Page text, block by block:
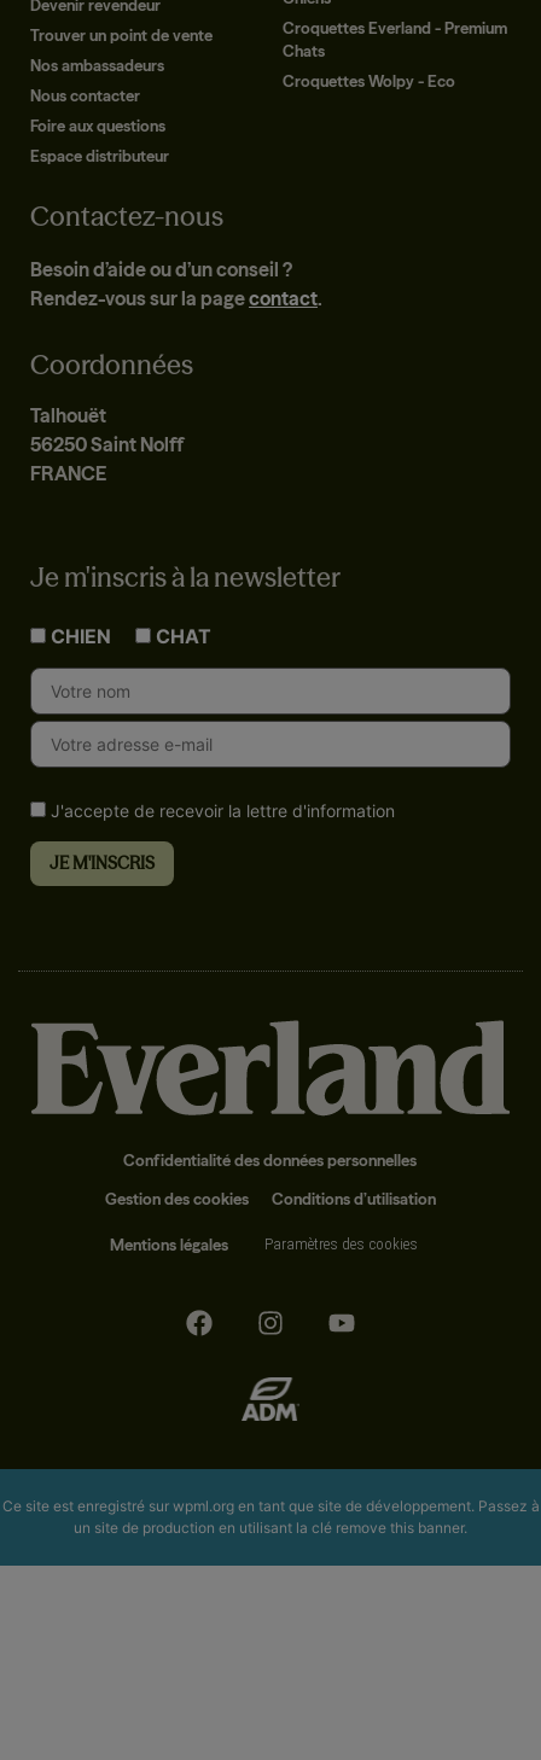
Devenir revendeur
Trouver un point de vente
Nos ambassadeurs
Nous contacter
Foire aux questions
Espace distributeur
Croquettes Everland - Premium
Chats
Croquettes Wolpy - Eco
Contactez-nous
Besoin d’aide ou d’un conseil ?
Rendez-vous sur la pagecontact.
Coordonnées
Talhouët
56250 Saint Nolff
FRANCE
Je m'inscris à la newsletter
CHIEN CHAT
J'accepte de recevoir la lettre d'information
Confidentialité des données personnelles
Gestion des cookies
Conditions d’utilisation
Mentions légales Paramètres des cookies
Ce site est enregistré sur wpml.orgen tant que site de développement. Passez à
un site de production en utilisant la clé remove this banner.